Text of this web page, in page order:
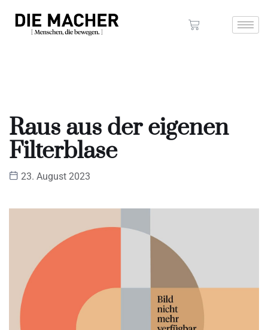
Raus aus der eigenen
Filterblase
23. August 2023